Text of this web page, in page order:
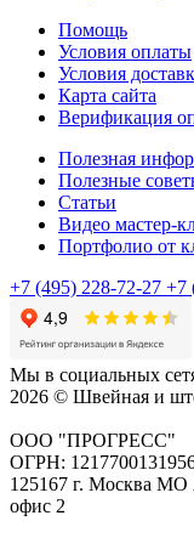
Помощь
Условия оплаты
Условия
Карта сайта
Верификация
Полезная
Полезные
Статьи
Видео мастер-
Портфолио от
+7 (495) 228-72-27 +7
Мы в социальных
2026 © Швейная и
ООО "ПРОГРЕСС"
ОГРН:
125167 г. Москва МО
офис 2